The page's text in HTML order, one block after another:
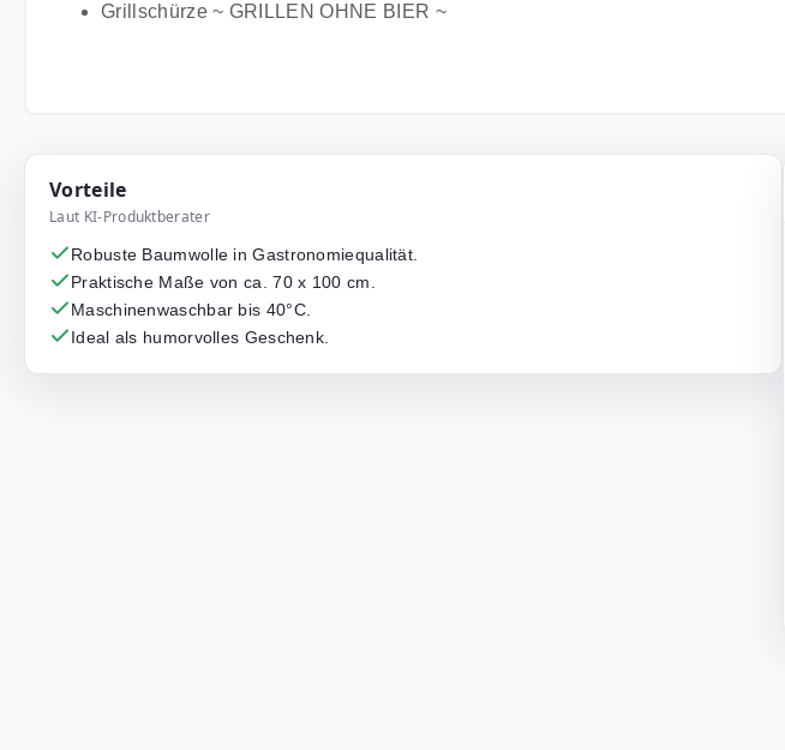
Grillschürze ~ GRILLEN OHNE BIER ~
Vorteile
Laut KI-Produktberater
Robuste Baumwolle in Gastronomiequalität.
Praktische Maße von ca. 70 x 100 cm.
Maschinenwaschbar bis 40°C.
Ideal als humorvolles Geschenk.